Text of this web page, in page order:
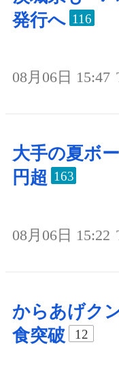
発行へ 116
08月06日 15:47
大手の夏ボ
円超 163
08月06日 15:22
からあげク
食突破
12